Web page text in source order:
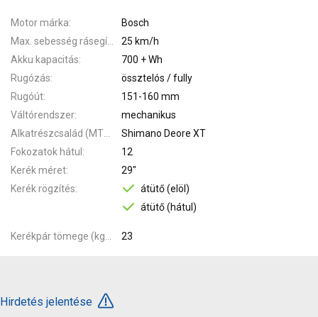
Motor márka
Bosch
25 km/h
Akku kapacitás
700 + Wh
Rugózás
össztelós / fully
Rugóút
151-160 mm
Váltórendszer
mechanikus
Shimano Deore XT
Fokozatok hátul
12
Kerék méret
29"
Kerék rögzítés
átütő (elöl)
átütő (hátul)
23
Hirdetés jelentése